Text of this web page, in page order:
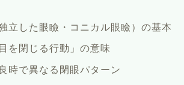
立した眼瞼・コニカル眼瞼）の基本
を閉じる行動」の意味
時で異なる閉眼パターン